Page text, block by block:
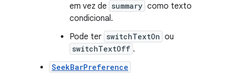
em vez de summary como texto
condicional.
Pode ter switchTextOn ou
switchTextOff .
SeekBarPreference